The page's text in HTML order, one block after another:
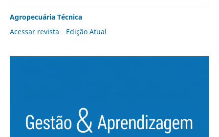
Agropecuária Técnica
Acessar revista
Edição Atual